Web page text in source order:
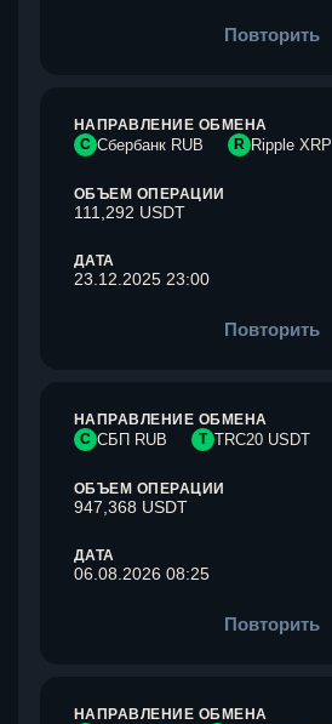
Повторить
НАПРАВЛЕНИЕ ОБМЕНА
С Сбербанк RUB R Ripple XRP
ОБЪЕМ ОПЕРАЦИИ
111,292 USDT
ДАТА
23.12.2025 23:00
Повторить
НАПРАВЛЕНИЕ ОБМЕНА
С СБП RUB T TRC20 USDT
ОБЪЕМ ОПЕРАЦИИ
947,368 USDT
ДАТА
06.08.2026 08:25
Повторить
НАПРАВЛЕНИЕ ОБМЕНА